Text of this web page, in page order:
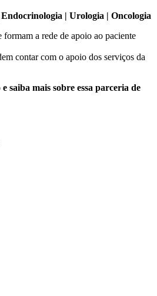
| Urologia | Oncologia
formam a rede de apoio ao paciente
contar com o apoio dos serviços da
saiba mais sobre essa parceria de